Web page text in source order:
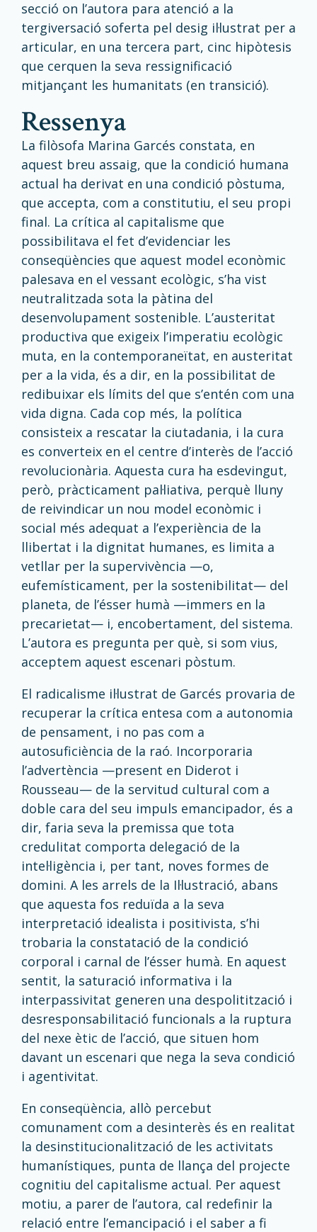
secció on l’autora para atenció a la
tergiversació soferta pel desig il·lustrat per a
articular, en una tercera part, cinc hipòtesis
que cerquen la seva ressignificació
mitjançant les humanitats (en transició).
ressenya
La filòsofa Marina Garcés constata, en
aquest breu assaig, que la condició humana
actual ha derivat en una condició pòstuma,
que accepta, com a constitutiu, el seu propi
final. La crítica al capitalisme que
possibilitava el fet d’evidenciar les
conseqüències que aquest model econòmic
palesava en el vessant ecològic, s’ha vist
neutralitzada sota la pàtina del
desenvolupament sostenible. L’austeritat
productiva que exigeix l’imperatiu ecològic
muta, en la contemporaneïtat, en austeritat
per a la vida, és a dir, en la possibilitat de
redibuixar els límits del que s’entén com una
vida digna. Cada cop més, la política
consisteix a rescatar la ciutadania, i la cura
es converteix en el centre d’interès de l’acció
revolucionària. Aquesta cura ha esdevingut,
però, pràcticament pal·liativa, perquè lluny
de reivindicar un nou model econòmic i
social més adequat a l’experiència de la
llibertat i la dignitat humanes, es limita a
vetllar per la supervivència —o,
eufemísticament, per la sostenibilitat— del
planeta, de l’ésser humà —immers en la
precarietat— i, encobertament, del sistema.
L’autora es pregunta per què, si som vius,
acceptem aquest escenari pòstum.
El radicalisme il·lustrat de Garcés provaria de
recuperar la crítica entesa com a autonomia
de pensament, i no pas com a
autosuficiència de la raó. Incorporaria
l’advertència —present en Diderot i
Rousseau— de la servitud cultural com a
doble cara del seu impuls emancipador, és a
dir, faria seva la premissa que tota
credulitat comporta delegació de la
intel·ligència i, per tant, noves formes de
domini. A les arrels de la Il·lustració, abans
que aquesta fos reduïda a la seva
interpretació idealista i positivista, s’hi
trobaria la constatació de la condició
corporal i carnal de l’ésser humà. En aquest
sentit, la saturació informativa i la
interpassivitat generen una despolitització i
desresponsabilitació funcionals a la ruptura
del nexe ètic de l’acció, que situen hom
davant un escenari que nega la seva condició
i agentivitat.
En conseqüència, allò percebut
comunament com a desinterès és en realitat
la desinstitucionalització de les activitats
humanístiques, punta de llança del projecte
cognitiu del capitalisme actual. Per aquest
motiu, a parer de l’autora, cal redefinir la
relació entre l’emancipació i el saber a fi